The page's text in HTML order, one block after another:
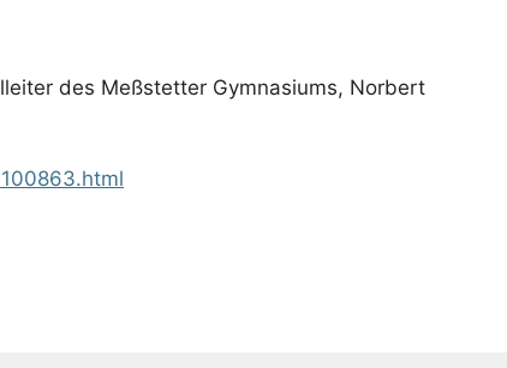
des Meßstetter Gymnasiums, Norbert